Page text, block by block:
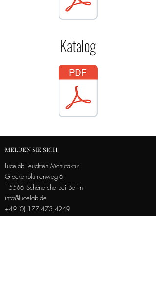
Katalog
MELDEN SIE SICH
Lucelab Leuchten Manufaktur
Glockenblumenweg 6
15566 Schöneiche bei Berlin
info@lucelab.de
+49 (0) 177 473 4249